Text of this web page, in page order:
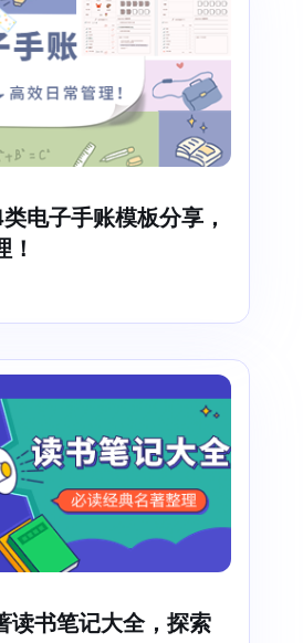
电子手账模板分享，
读书笔记大全，探索